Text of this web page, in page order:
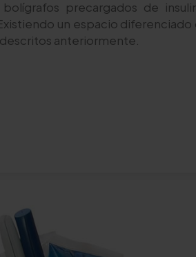
precargados de
un espacio diferenciado
anteriormente.